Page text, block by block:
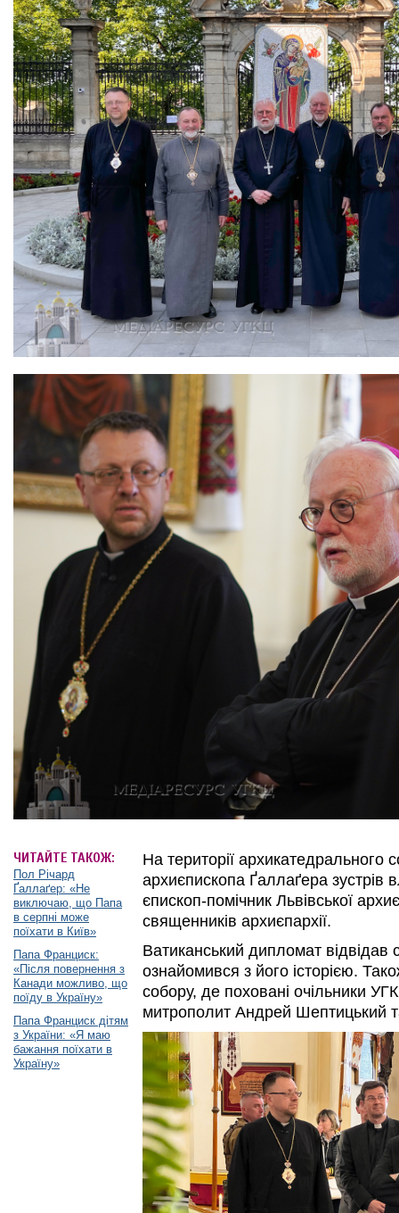
ЧИТАЙТЕ ТАКОЖ:
Пол Річард
Ґаллаґер: «Не
виключаю, що Папа
в серпні може
поїхати в Київ»
Папа Франциск:
«Після повернення з
Канади можливо, що
поїду в Україну»
Папа Франциск дітям
з України: «Я маю
бажання поїхати в
Україну»
На території
архиєпископа Ґаллаґера
єпископ-помічник Львівської
священників архиєпархії.
Ватиканський дипломат
ознайомився з його історією.
собору, де поховані очільники
митрополит Андрей Шептицький